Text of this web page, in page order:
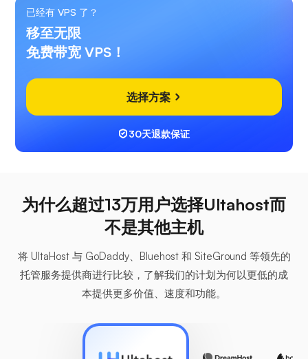
已经有 VPS 了？
移至无限
免费带宽 VPS！
选择方案
30天退款保证
为什么超过13万用户选择Ultahost而
不是其他主机
将 UltaHost 与 GoDaddy、Bluehost 和 SiteGround 等领先的
托管服务提供商进行比较，了解我们的计划为何以更低的成
本提供更多价值、速度和功能。